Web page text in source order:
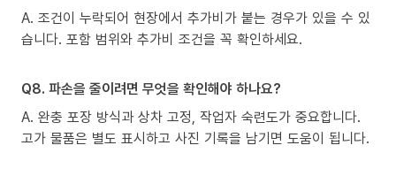
A. 조건이 누락되어 현장에서 추가비가 붙는 경우가 있을 수 있
습니다. 포함 범위와 추가비 조건을 꼭 확인하세요.
Q8. 파손을 줄이려면 무엇을 확인해야 하나요?
A. 완충 포장 방식과 상차 고정, 작업자 숙련도가 중요합니다.
고가 물품은 별도 표시하고 사진 기록을 남기면 도움이 됩니다.